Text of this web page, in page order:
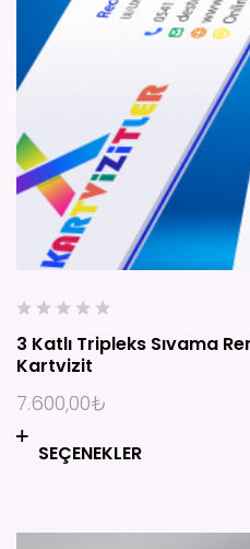
SEÇENEKLER
0
o
u
t
o
f
3 Katlı Tripleks Sıvama
Kartvizit
7.600,00₺
İLETIŞIM